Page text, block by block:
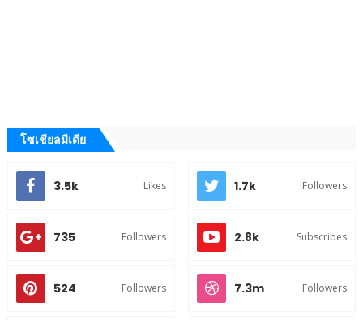
โซเชียลมีเดีย
3.5k Likes 1.7k Followers
735 Followers 2.8k Subscribes
524 Followers 7.3m Followers